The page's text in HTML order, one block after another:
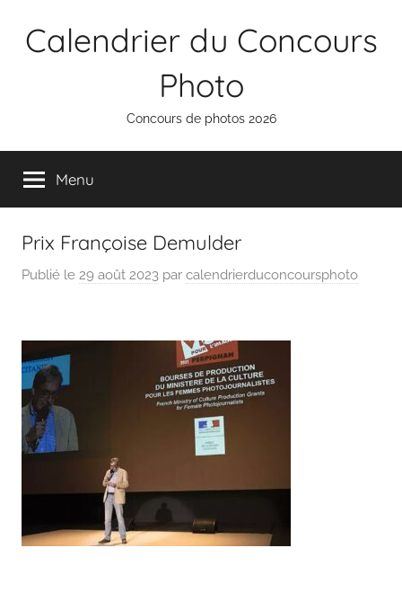
Calendrier du Concours
Photo
Concours de photos 2026
Menu
Prix Françoise Demulder
Publié le 29 août 2023 par calendrierduconcoursphoto